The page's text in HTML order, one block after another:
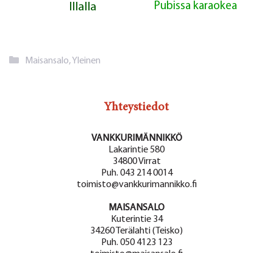
Illalla Pubissa karaokea
Kategoriat
Maisansalo,Yleinen
Yhteystiedot
VANKKURIMÄNNIKKÖ
Lakarintie 580
34800 Virrat
Puh. 043 214 0014
toimisto@vankkurimannikko.fi
MAISANSALO
Kuterintie 34
34260 Terälahti (Teisko)
Puh. 050 4123 123